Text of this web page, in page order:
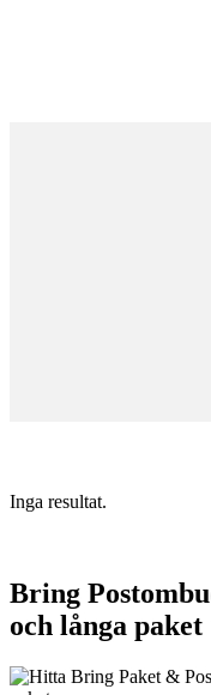
Inga resultat.
Bring
och långa paket